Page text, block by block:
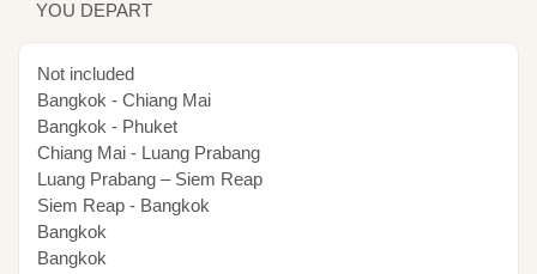
YOU DEPART
Not included
Bangkok - Chiang Mai
Bangkok - Phuket
Chiang Mai - Luang Prabang
Luang Prabang – Siem Reap
Siem Reap - Bangkok
Bangkok
Bangkok